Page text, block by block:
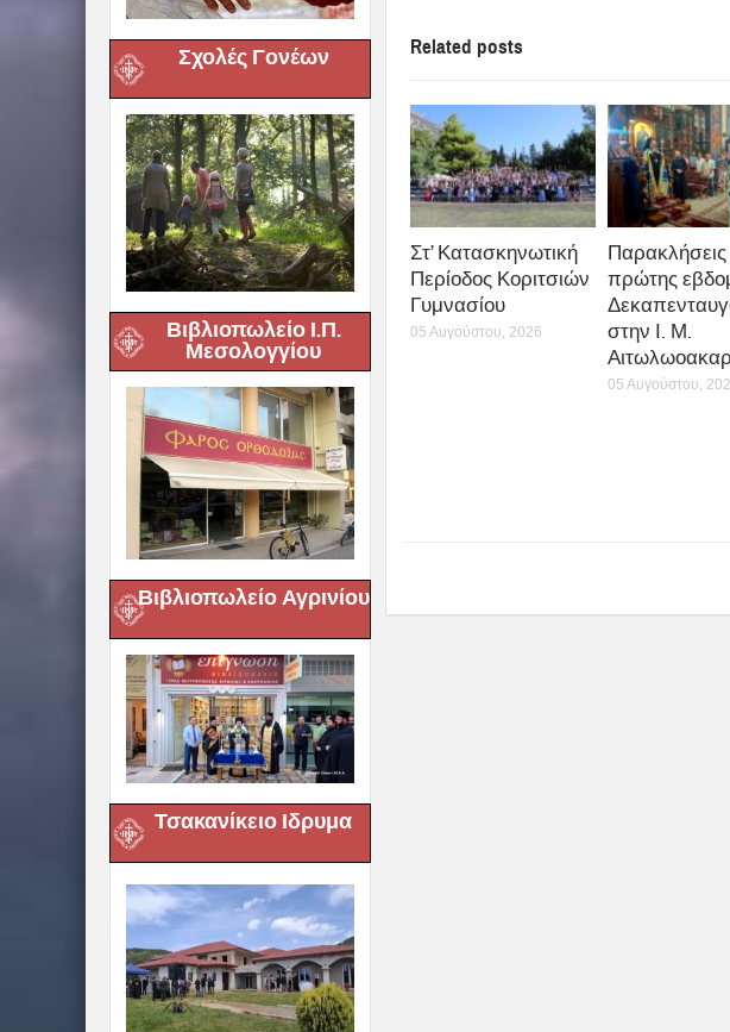
Σχολές Γονέων
Βιβλιοπωλείο Ι.Π.
Μεσολογγίου
Βιβλιοπωλείο Αγρινίου
Τσακανίκειο Ιδρυμα
Related posts
Στ’ Κατασκηνωτική
Περίοδος Κοριτσιών
Γυμνασίου
05 Αυγούστου, 2026
Παρακλήσεις
πρώτης
στην Ι. Μ.
05 Αυγούστου,